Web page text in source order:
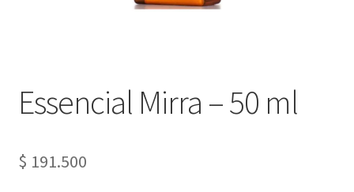
Essencial Mirra – 50 ml
$ 191.500